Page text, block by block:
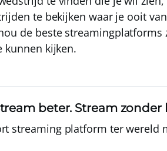
te bekijken waar je ooit
de beste
kunnen kijken.
beter. Stream
streaming platform ter wereld